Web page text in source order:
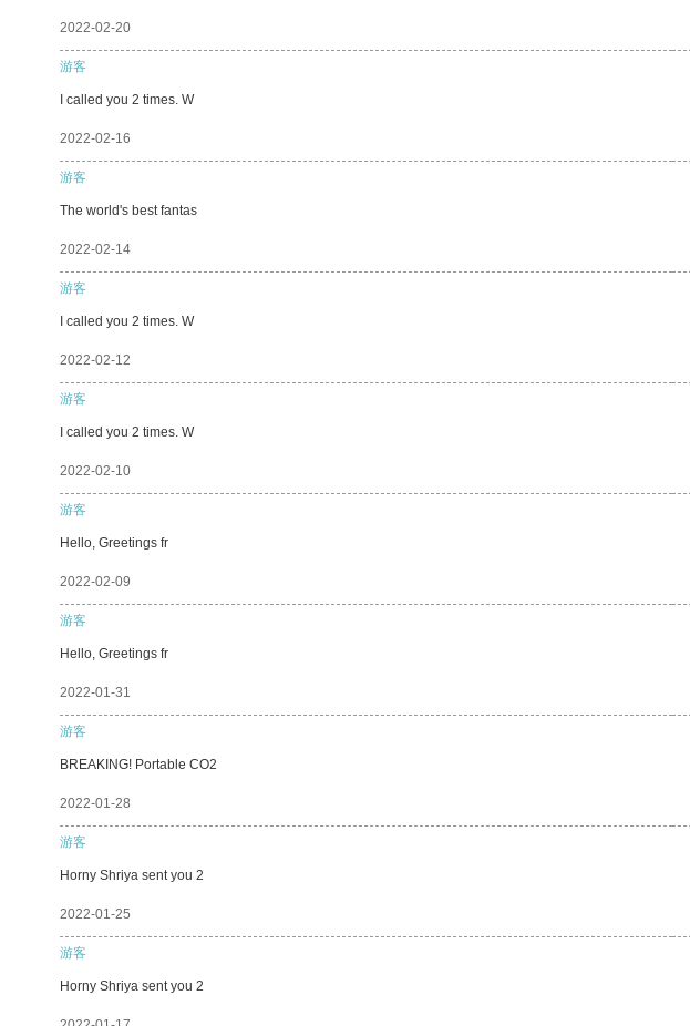
2022-02-20
游客
I called you 2 times. W
2022-02-16
游客
The world's best fantas
2022-02-14
游客
I called you 2 times. W
2022-02-12
游客
I called you 2 times. W
2022-02-10
游客
Hello, Greetings fr
2022-02-09
游客
Hello, Greetings fr
2022-01-31
游客
BREAKING! Portable CO2
2022-01-28
游客
Horny Shriya sent you 2
2022-01-25
游客
Horny Shriya sent you 2